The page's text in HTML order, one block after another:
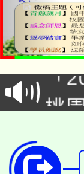
公
代
車
桃
代
公